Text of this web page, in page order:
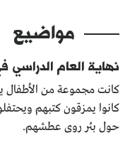
مواضيع
نهاية العام الدراسي
كانت مجموعة من الأطفال
كانوا يمزقون كتبهم
حول بئر روى عطشهم.